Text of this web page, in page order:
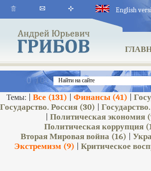
English
Темы: | Все (131) Финансы(41)
Государство. Россия (30) |
|Политическая экономия
Политическая коррупция
Вторая Мировая война (16) |
Экстремизм (9) |Критическое